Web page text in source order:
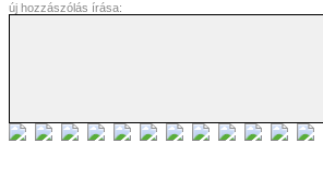
új hozzászólás írása: